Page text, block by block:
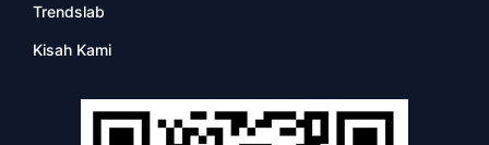
Trendslab
Kisah Kami